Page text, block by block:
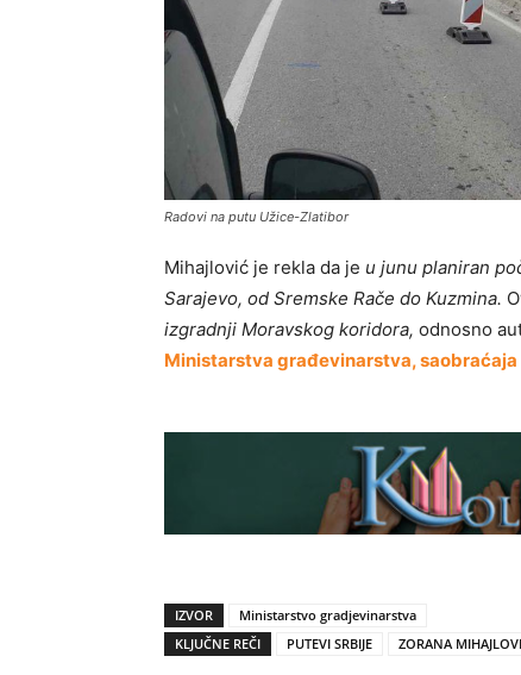
Radovi na putu Užice-Zlatibor
Mihajlović je rekla da je u junu planiran
Sarajеvo, od Srеmskе Račе do Kuzmina.
izgradnji Moravskog koridora, odnosno
Ministarstva građеvinarstva,
IZVOR
Ministarstvo gradjevinarstva
KLJUČNE REČI
PUTEVI SRBIJE ZORANA